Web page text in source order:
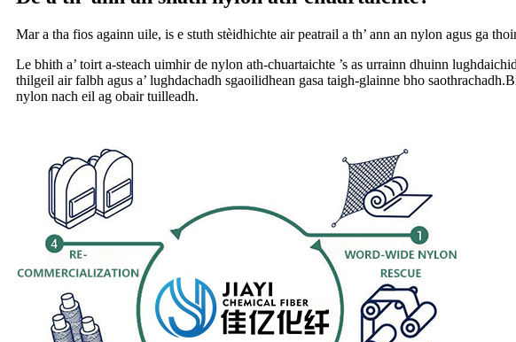
Mar a tha fios againn uile, is e stuth stèidhichte air peatrail a th’ ann an nylon agus ga
Le bhith a’ toirt a-steach uimhir de nylon ath-chuartaichte ’s as urrainn dhuinn
thilgeil air falbh agus a’ lughdachadh sgaoilidhean gasa taigh-glainne bho
nylon nach eil ag obair tuilleadh.